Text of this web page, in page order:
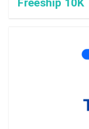
Freeship 10K